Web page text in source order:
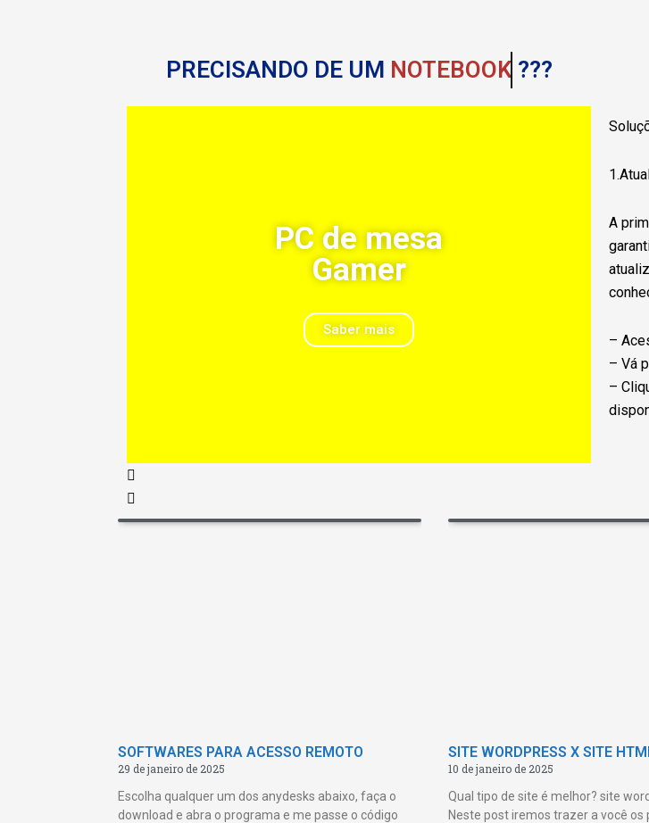
PRECISANDO DE UM NOTEBOOK ???
PC de mesa
Gamer
Saber mais
A
–
– Vá
–
SOFTWARES PARA ACESSO REMOTO
29 de janeiro de 2025
Escolha qualquer um dos anydesks abaixo, faça o
download e abra o programa e me passe o código
SITE WORDPRESS X SITE
10 de janeiro de 2025
Qual tipo de site é melhor? site
Neste post iremos trazer a você os